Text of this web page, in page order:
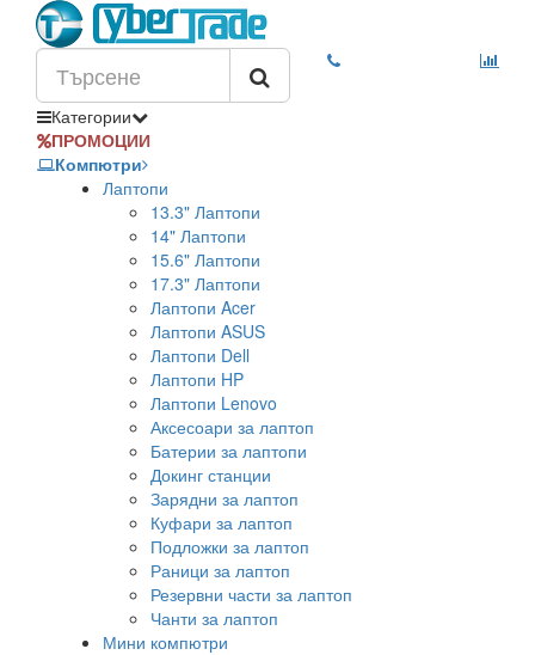
Категории
ПРОМОЦИИ
Компютри
Лаптопи
13.3" Лаптопи
14" Лаптопи
15.6" Лаптопи
17.3" Лаптопи
Лаптопи Acer
Лаптопи ASUS
Лаптопи Dell
Лаптопи HP
Лаптопи Lenovo
Аксесоари за лаптоп
Батерии за лаптопи
Докинг станции
Зарядни за лаптоп
Куфари за лаптоп
Подложки за лаптоп
Раници за лаптоп
Резервни части за лаптоп
Чанти за лаптоп
Мини компютри